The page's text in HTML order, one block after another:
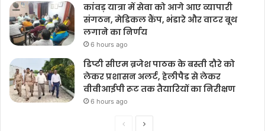
कांवड़ यात्रा में सेवा को आगे आए व्यापारी
संगठन, मेडिकल कैंप, भंडारे और वाटर बूथ
लगाने का निर्णय
6 hours ago
डिप्टी सीएम ब्रजेश पाठक के बस्ती दौरे को
लेकर प्रशासन अलर्ट, हेलीपैड से लेकर
वीवीआईपी रूट तक तैयारियों का निरीक्षण
6 hours ago
PreviousNext